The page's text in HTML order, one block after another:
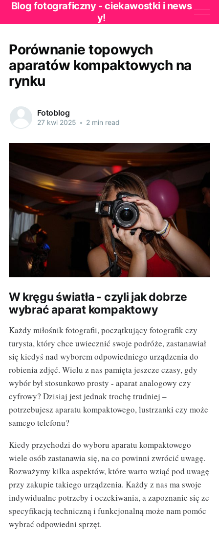
Blog fotograficzny - ciekawostki i news
y!
Porównanie topowych
aparatów kompaktowych na
rynku
Fotoblog
27 kwi 2025 • 2 min read
W kręgu światła - czyli jak dobrze
wybrać aparat kompaktowy
Każdy miłośnik fotografii, początkujący fotografik czy
turysta, który chce uwiecznić swoje podróże, zastanawiał
się kiedyś nad wyborem odpowiedniego urządzenia do
robienia zdjęć. Wielu z nas pamięta jeszcze czasy, gdy
wybór był stosunkowo prosty - aparat analogowy czy
cyfrowy? Dzisiaj jest jednak trochę trudniej –
potrzebujesz aparatu kompaktowego, lustrzanki czy może
samego telefonu?
Kiedy przychodzi do wyboru aparatu kompaktowego
wiele osób zastanawia się, na co powinni zwrócić uwagę.
Rozważymy kilka aspektów, które warto wziąć pod uwagę
przy zakupie takiego urządzenia. Każdy z nas ma swoje
indywidualne potrzeby i oczekiwania, a zapoznanie się ze
specyfikacją techniczną i funkcjonalną może nam pomóc
wybrać odpowiedni sprzęt.